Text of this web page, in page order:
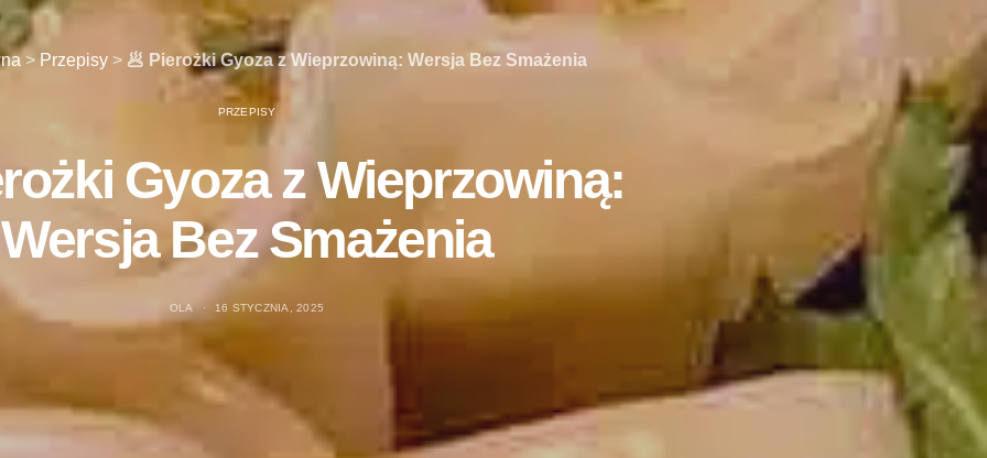
> Przepisy> 🥟 Pierożki Gyoza z Wieprzowiną: Wersja Bez Smażenia
PRZEPISY
Gyoza z Wieprzowiną:
Wersja Bez Smażenia
OLA 16 STYCZNIA, 2025